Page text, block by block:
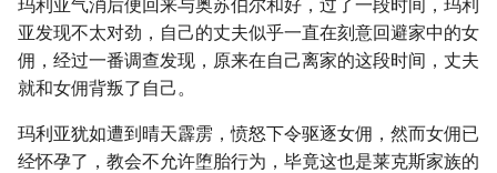
玛利亚气消后便回来与奥苏伯尔和好，过了一段时间，玛利
亚发现不太对劲，自己的丈夫似乎一直在刻意回避家中的女
佣，经过一番调查发现，原来在自己离家的这段时间，丈夫
就和女佣背叛了自己。
玛利亚犹如遭到晴天霹雳，愤怒下令驱逐女佣，然而女佣已
经怀孕了，教会不允许堕胎行为，毕竟这也是莱克斯家族的